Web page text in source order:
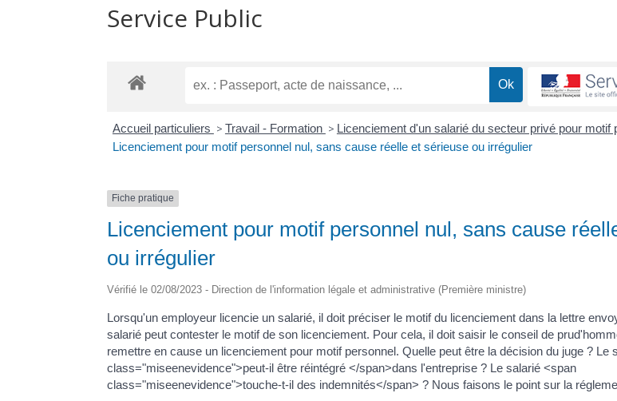
Service Public
Accueil particuliers > Travail - Formation > Licenciement d'un salarié du secteur privé pour motif
Licenciement pour motif personnel nul, sans cause réelle et sérieuse ou irrégulier
Fiche pratique
Licenciement pour motif personnel nul, sans cause
ou irrégulier
Vérifié le 02/08/2023 - Direction de l'information légale et administrative (Première ministre)
Lorsqu'un employeur licencie un salarié, il doit préciser le motif du licenciement dans la lettre
salarié peut contester le motif de son licenciement. Pour cela, il doit saisir le conseil de
remettre en cause un licenciement pour motif personnel. Quelle peut être la décision du juge ? Le
class="miseenevidence">peut-il être réintégré </span>dans l'entreprise ? Le salarié <span
class="miseenevidence">touche-t-il des indemnités</span> ? Nous faisons le point sur la